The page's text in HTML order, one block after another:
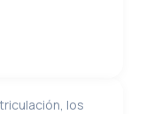
los